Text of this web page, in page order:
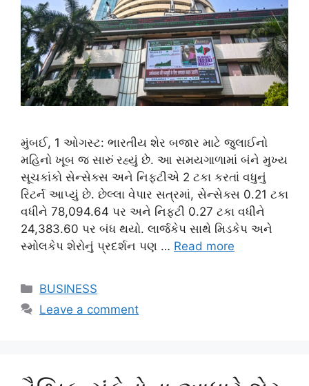
મુંબઈ, 1 ઓગસ્ટ: ભારતીય શેર બજાર માટે જુલાઈનો
મહિનો ખૂબ જ સારું રહ્યું છે. આ સમયગાળામાં બંને મુખ્ય
સૂચકાંકો સેન્સેક્સ અને નિફ્ટીએ 2 ટકા કરતાં વધુનું
રિટર્ન આપ્યું છે. છેલ્લા વેપાર સત્રમાં, સેન્સેક્સ 0.21 ટકા
વધીને 78,094.64 પર અને નિફ્ટી 0.27 ટકા વધીને
24,383.60 પર બંધ થયો. લાર્જકેપ સાથે મિડકેપ અને
સ્મોલકેપ શેરોનું પ્રદર્શન પણ … Read more
Categories
BUSINESS
Leave a comment